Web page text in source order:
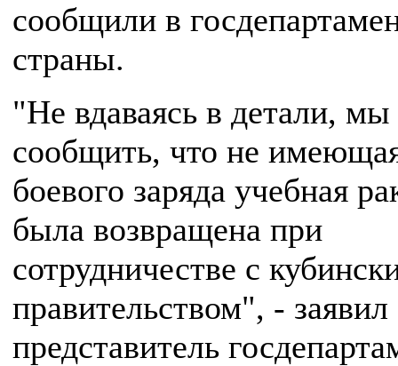
сообщили в
страны.
"Не вдаваясь в детали,
сообщить, что не
боевого заряда учебная
была возвращена при
сотрудничестве с
правительством", - заявил
представитель